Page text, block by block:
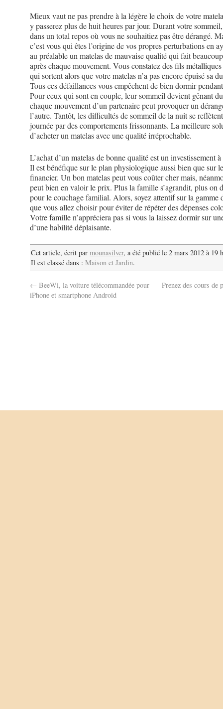
Mieux vaut ne pas prendre à la légère le choix de votre
y passerez plus de huit heures par jour. Durant votre
dans un total repos où vous ne souhaitiez pas être dérangé.
c’est vous qui êtes l’origine de vos propres perturbations en
au préalable un matelas de mauvaise qualité qui fait
après chaque mouvement. Vous constatez des fils
qui sortent alors que votre matelas n’a pas encore épuisé sa
Tous ces défaillances vous empêchent de bien dormir
Pour ceux qui sont en couple, leur sommeil devient gênant
chaque mouvement d’un partenaire peut provoquer un
l’autre. Tantôt, les difficultés de sommeil de la nuit se
journée par des comportements frissonnants. La meilleure
d’acheter un matelas avec une qualité irréprochable.
L’achat d’un matelas de bonne qualité est un investissement
Il est bénéfique sur le plan physiologique aussi bien que sur
financier. Un bon matelas peut vous coûter cher mais,
peut bien en valoir le prix. Plus la famille s’agrandit, plus on
pour le couchage familial. Alors, soyez attentif sur la gamme
que vous allez choisir pour éviter de répéter des dépenses
Votre famille n’appréciera pas si vous la laissez dormir sur
d’une habilité déplaisante.
Cet article, écrit par mounasilver, a été publié le 2 mars 2012 à 19
Il est classé dans :Maison et Jardin.
← BeeWi, la voiture télécommandée pour
iPhone et smartphone Android
Prenez des cours de